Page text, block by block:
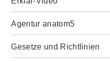
Agentur anatom5
Gesetze und Richtlinien